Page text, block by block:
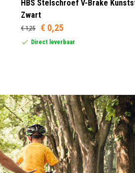
HBS Stelschroef V-Brake
Zwart
€ 1,25 € 0,25
Direct leverbaar